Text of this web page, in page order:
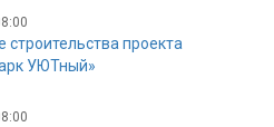
строительства проекта
УЮТный»